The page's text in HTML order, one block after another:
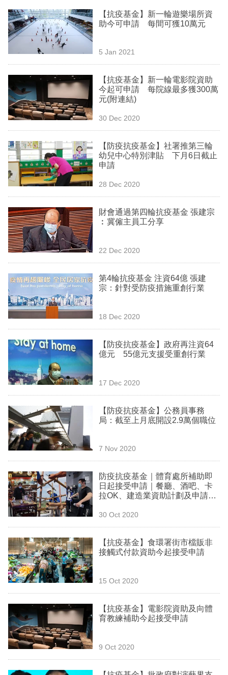
場
生
活
時
事
專
欄
閱
專
區
【抗疫基金】新一輪遊樂場所資
助今可申請 每間可獲10萬元
5 Jan 2021
【抗疫基金】新一輪電影院資助
今起可申請 每院線最多獲300萬
元(附連結)
30 Dec 2020
【防疫抗疫基金】社署推第三輪
幼兒中心特別津貼 下月6日截止
申請
28 Dec 2020
財會通過第四輪抗疫基金 張建宗
︰冀僱主員工分享
22 Dec 2020
第4輪抗疫基金 注資64億 張建
宗：針對受防疫措施重創行業
18 Dec 2020
【防疫抗疫基金】政府再注資64
億元 55億元支援受重創行業
17 Dec 2020
【防疫抗疫基金】公務員事務
局：截至上月底開設2.9萬個職位
7 Nov 2020
防疫抗疫基金｜體育處所補助即
日起接受申請｜餐廳、酒吧、卡
拉OK、建造業資助計劃及申請方
30 Oct 2020
【抗疫基金】食環署街市檔販非
接觸式付款資助今起接受申請
15 Oct 2020
【抗疫基金】電影院資助及向體
育教練補助今起接受申請
9 Oct 2020